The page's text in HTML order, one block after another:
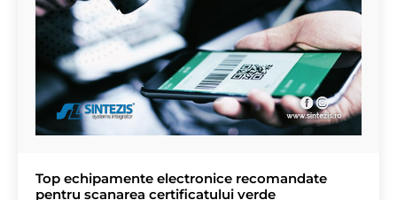
Top echipamente electronice recomandate
pentru scanarea certificatului verde